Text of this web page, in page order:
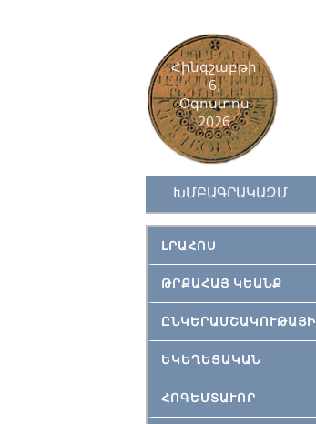
Հինգշաբթի
6,
Օգոստոս
2026
ԽՄԲԱԳՐԱԿԱԶՄ
ԼՐԱՀՈՍ
ԹՐՔԱՀԱՅ ԿԵԱՆՔ
ԵԿԵՂԵՑԱԿԱՆ
ՀՈԳԵՄՏԱՒՈՐ